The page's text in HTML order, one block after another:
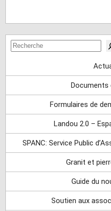
Rechercher
Documents
Formulaires de
Landou 2.0 –
SPANC: Service Public
Granit et
Guide du
Soutien aux